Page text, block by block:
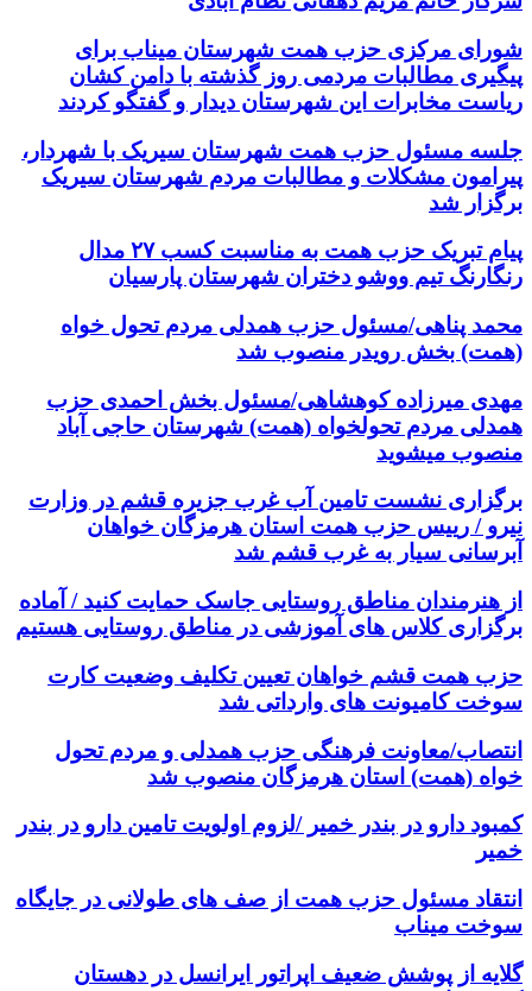
شورای مرکزی حزب همت شهرستان میناب برای
پیگیری مطالبات مردمی روز گذشته با دامن کشان
ریاست مخابرات این شهرستان دیدار و گفتگو کردند
جلسه مسئول حزب همت شهرستان سیریک با شهردار،
پیرامون مشکلات و مطالبات مردم شهرستان سیریک
برگزار شد
پیام تبریک حزب همت به مناسبت کسب ۲۷ مدال
رنگارنگ تیم ووشو دختران شهرستان پارسیان
محمد پناهی/مسئول حزب همدلی مردم تحول خواه
(همت) بخش رویدر منصوب شد
مهدی میرزاده کوهشاهی/مسئول بخش احمدی حزب
همدلی مردم تحولخواه (همت) شهرستان حاجی آباد
منصوب میشوید
برگزاری نشست تامین آب غرب جزیره قشم در وزارت
نیرو / رییس حزب همت استان هرمزگان خواهان
آبرسانی سیار به غرب قشم شد
از هنرمندان مناطق روستایی جاسک حمایت کنید / آماده
برگزاری کلاس های آموزشی در مناطق روستایی هستیم
حزب همت قشم خواهان تعیین تکلیف وضعیت کارت
سوخت کامیونت های وارداتی شد
انتصاب/معاونت فرهنگی حزب همدلی و مردم تحول
خواه (همت) استان هرمزگان منصوب شد
کمبود دارو در بندر خمیر /لزوم اولویت تامین دارو در بندر
خمیر
انتقاد مسئول حزب همت از صف های طولانی در جایگاه
سوخت میناب
گلایه از پوشش ضعیف اپراتور ایرانسل در دهستان